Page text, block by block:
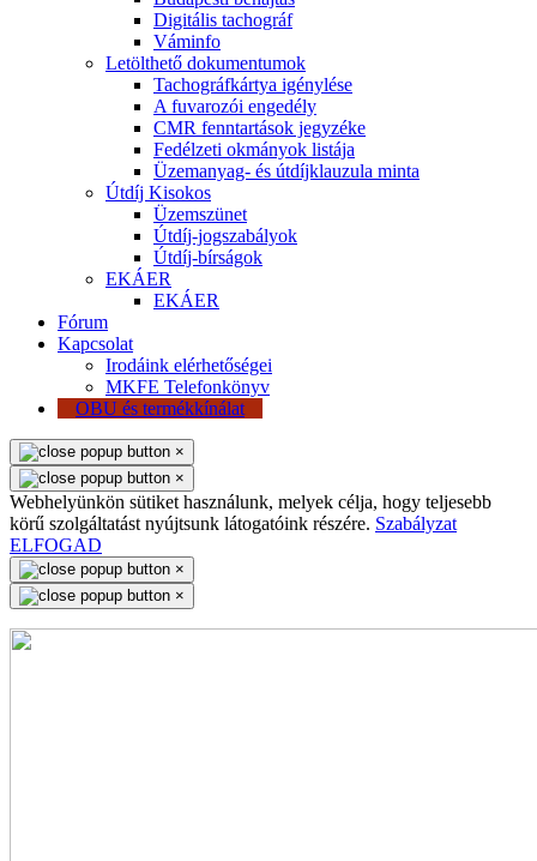
Digitális tachográf
Váminfo
Letölthető dokumentumok
Tachográfkártya igénylése
A fuvarozói engedély
CMR fenntartások jegyzéke
Fedélzeti okmányok listája
Üzemanyag- és útdíjklauzula minta
Útdíj Kisokos
Üzemszünet
Útdíj-jogszabályok
Útdíj-bírságok
EKÁER
EKÁER
Fórum
Kapcsolat
Irodáink elérhetőségei
MKFE Telefonkönyv
OBU és termékkínálat
×
×
Webhelyünkön sütiket használunk, melyek célja, hogy teljesebb
körű szolgáltatást nyújtsunk látogatóink részére. Szabályzat
ELFOGAD
×
×